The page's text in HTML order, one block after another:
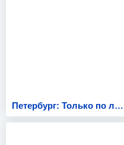
Петербург: Только по любви